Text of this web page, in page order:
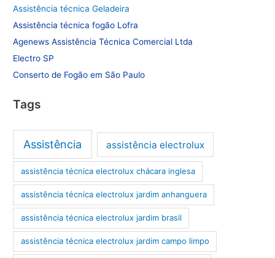
Assistência técnica Geladeira
Assistência técnica fogão Lofra
Agenews Assistência Técnica Comercial Ltda
Electro SP
Conserto de Fogão em São Paulo
Tags
Assistência assistência electrolux
assistência técnica electrolux chácara inglesa
assistência técnica electrolux jardim anhanguera
assistência técnica electrolux jardim brasil
assistência técnica electrolux jardim campo limpo